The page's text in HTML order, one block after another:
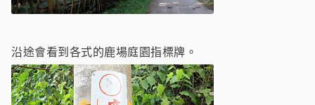
沿途會看到各式的鹿場庭園指標牌。